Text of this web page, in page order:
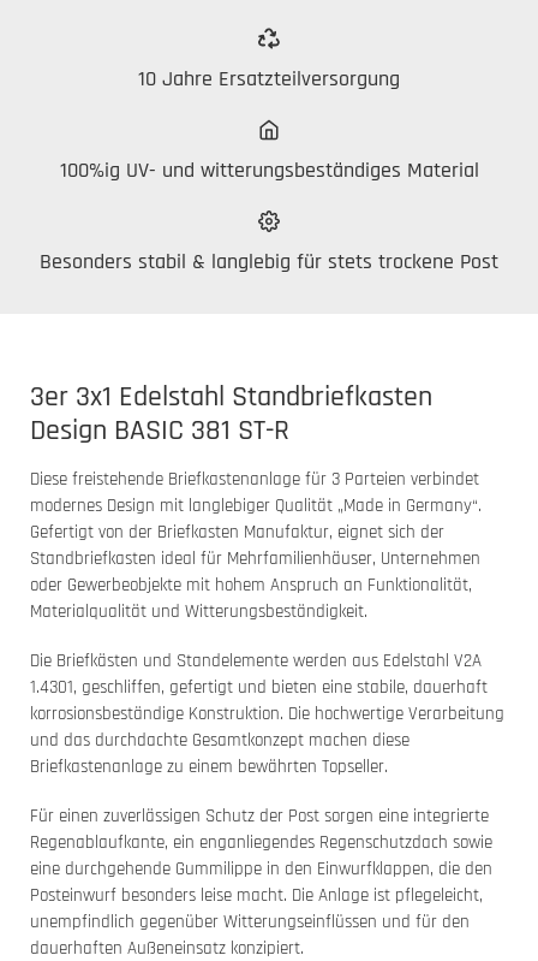
10 Jahre Ersatzteilversorgung
100%ig UV- und witterungsbeständiges Material
Besonders stabil & langlebig für stets trockene Post
3er 3x1 Edelstahl Standbriefkasten
Design BASIC 381 ST-R
Diese freistehende Briefkastenanlage für 3 Parteien verbindet
modernes Design mit langlebiger Qualität „Made in Germany“.
Gefertigt von der Briefkasten Manufaktur, eignet sich der
Standbriefkasten ideal für Mehrfamilienhäuser, Unternehmen
oder Gewerbeobjekte mit hohem Anspruch an Funktionalität,
Materialqualität und Witterungsbeständigkeit.
Die Briefkästen und Standelemente werden aus Edelstahl V2A
1.4301, geschliffen, gefertigt und bieten eine stabile, dauerhaft
korrosionsbeständige Konstruktion. Die hochwertige Verarbeitung
und das durchdachte Gesamtkonzept machen diese
Briefkastenanlage zu einem bewährten Topseller.
Für einen zuverlässigen Schutz der Post sorgen eine integrierte
Regenablaufkante, ein enganliegendes Regenschutzdach sowie
eine durchgehende Gummilippe in den Einwurfklappen, die den
Posteinwurf besonders leise macht. Die Anlage ist pflegeleicht,
unempfindlich gegenüber Witterungseinflüssen und für den
dauerhaften Außeneinsatz konzipiert.